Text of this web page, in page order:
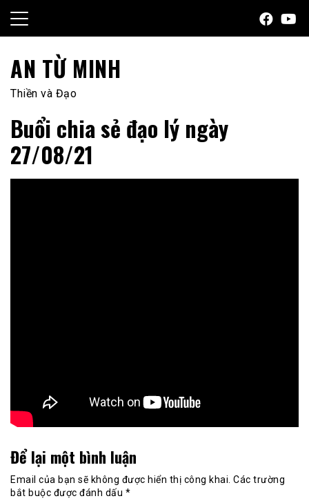
content
AN TỪ MINH
Thiền và Đạo
Buổi chia sẻ đạo lý ngày
27/08/21
Để lại một bình luận
Email của bạn sẽ không được hiển thị công khai. Các trường
bắt buộc được đánh dấu *